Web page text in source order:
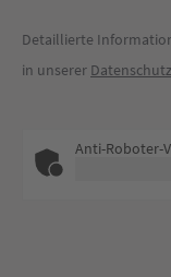
Detaillierte
in unserer
Anti-Roboter-